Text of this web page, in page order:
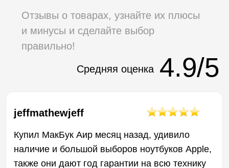
отличное
10.04.2023
вопросам. Очень понравился большой
01.04.2023